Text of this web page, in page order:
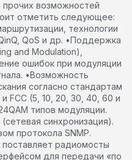
прочих возможностей
отметить следующее:
технологии
QoS и др. •Поддержка
and Modulation),
ошибок при модуляции
•Возможность
согласно стандартам
FCC (5, 10, 20, 30, 40, 60 и
типов модуляции.
синхронизация).
протокола SNMP.
поставляет радиомосты
для передачи «по